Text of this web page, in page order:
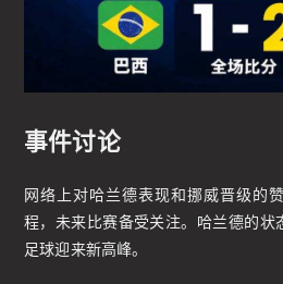
事件讨论
网络上对哈兰德表现和挪威晋级的
程，未来比赛备受关注。哈兰德的状
足球迎来新高峰。